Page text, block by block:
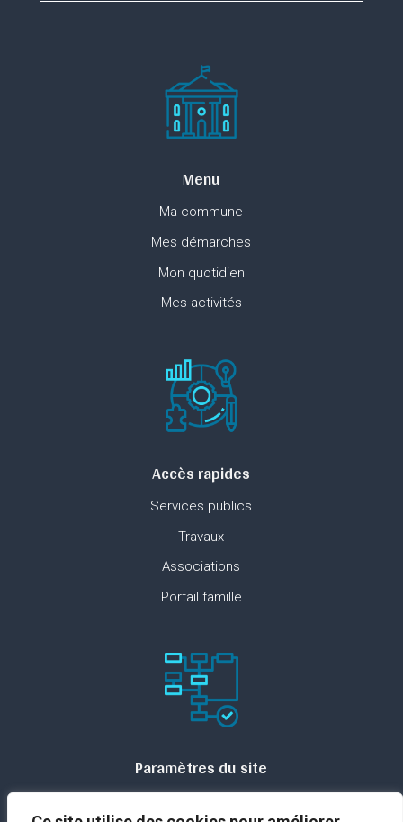
Menu
Ma commune
Mes démarches
Mon quotidien
Mes activités
Accès rapides
Services publics
Travaux
Associations
Portail famille
Paramètres du site